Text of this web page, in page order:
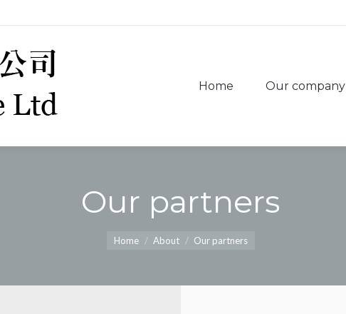
Home Our company
Our partners
Home About Our partners
Home Our company